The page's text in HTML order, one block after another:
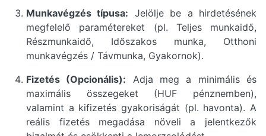
Munkavégzés típusa: Jelölje be a hirdetésének
megfelelő paramétereket (pl. Teljes munkaidő,
Részmunkaidő, Időszakos munka, Otthoni
munkavégzés / Távmunka, Gyakornok).
Fizetés (Opcionális): Adja meg a minimális és
maximális összegeket (HUF pénznemben),
valamint a kifizetés gyakoriságát (pl. havonta). A
reális fizetés megadása növeli a jelentkezők